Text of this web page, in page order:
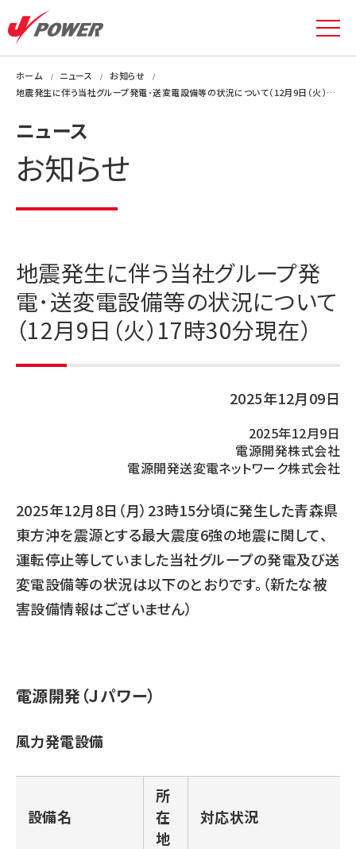
ホーム ニュース
お知らせ
地震発生に伴う当社グループ発電･送変電設備等の状況について（12月9日（火）17時30分現在）
ニュース
お知らせ
地震発生に伴う当社グループ発
電･送変電設備等の状況について
（12月9日（火）17時30分現在）
2025年12月09日
2025年12月9日
電源開発株式会社
電源開発送変電ネットワーク株式会社
2025年12月8日（月）23時15分頃に発生した青森県
東方沖を震源とする最大震度6強の地震に関して、
運転停止等していました当社グループの発電及び送
変電設備等の状況は以下のとおりです。（新たな被
害設備情報はございません）
電源開発（Ｊパワー）
風力発電設備
設備名
所
在
地
対応状況